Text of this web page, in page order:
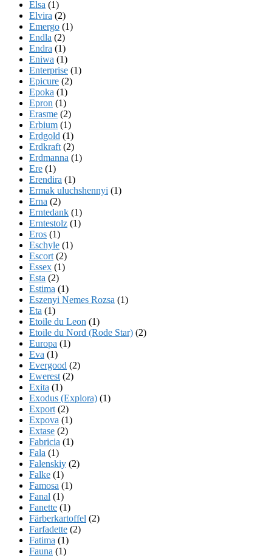
Elsa (1)
Elvira (2)
Emergo (1)
Endla (2)
Endra (1)
Eniwa (1)
Enterprise (1)
Epicure (2)
Epoka (1)
Epron (1)
Erasme (2)
Erbium (1)
Erdgold (1)
Erdkraft (2)
Erdmanna (1)
Ere (1)
Erendira (1)
Ermak uluchshennyi (1)
Erna (2)
Erntedank (1)
Erntestolz (1)
Eros (1)
Eschyle (1)
Escort (2)
Essex (1)
Esta (2)
Estima (1)
Eszenyi Nemes Rozsa (1)
Eta (1)
Etoile du Leon (1)
Etoile du Nord (Rode Star) (2)
Europa (1)
Eva (1)
Evergood (2)
Ewerest (2)
Exita (1)
Exodus (Explora) (1)
Export (2)
Expova (1)
Extase (2)
Fabricia (1)
Fala (1)
Falenskiy (2)
Falke (1)
Famosa (1)
Fanal (1)
Fanette (1)
Färberkartoffel (2)
Farfadette (2)
Fatima (1)
Fauna (1)